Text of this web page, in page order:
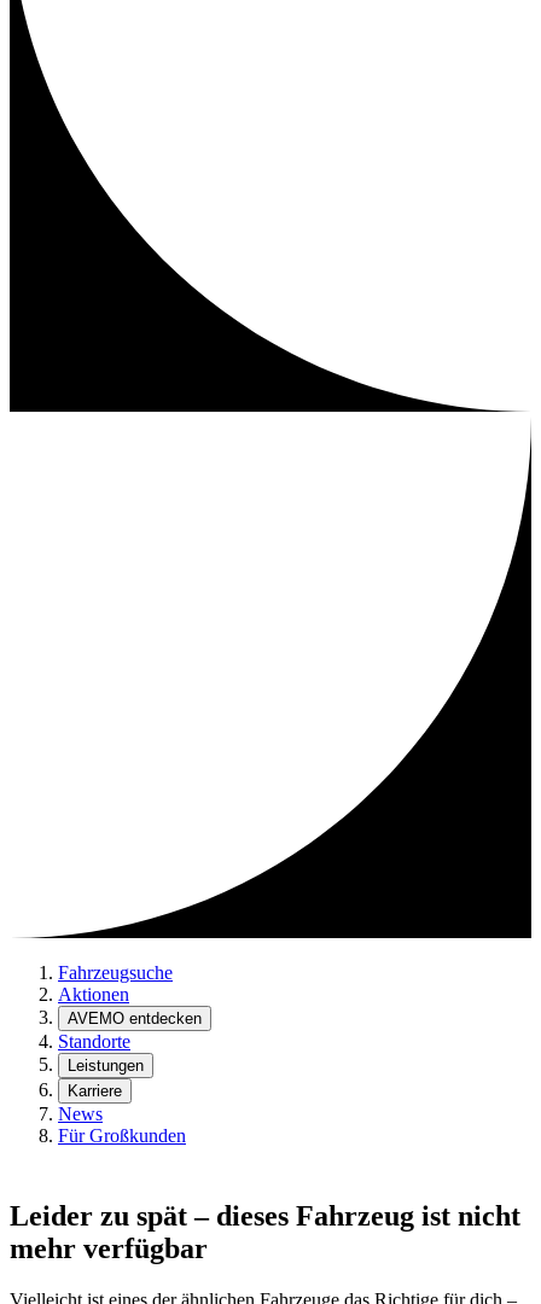
Fahrzeugsuche
Aktionen
AVEMO entdecken
Standorte
Leistungen
Karriere
News
Für Großkunden
Leider zu spät – dieses Fahrzeug ist nicht
mehr verfügbar
Vielleicht ist eines der ähnlichen Fahrzeuge das Richtige für dich –